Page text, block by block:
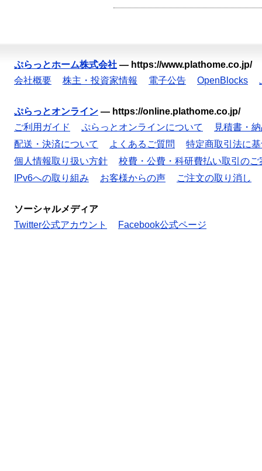
ぷらっとホーム株式会社 — https://www.plathome.co.jp/
会社概要
株主・投資家情報 電子公告 OpenBlocks
ぷらっとオンライン — https://online.plathome.co.jp/
ご利用ガイド
ぷらっとオンラインについて
見積書・
配送・決済について
よくあるご質問
特定商取引法に
個人情報取り扱い方針
校費・公費・科研費払い取引のご
IPv6への取り組み
お客様からの声 ご注文の取り消し
ソーシャルメディア
Twitter公式アカウント
Facebook公式ページ